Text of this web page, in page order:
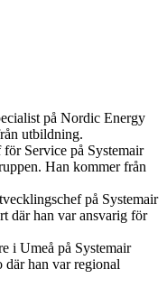
på Nordic Energy
utbildning.
Service på Systemair
Han kommer från
på Systemair
där han var ansvarig för
i Umeå på Systemair
han var regional